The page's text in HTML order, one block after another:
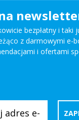
bezpłatny i taki
z darmowymi e-
i ofertami